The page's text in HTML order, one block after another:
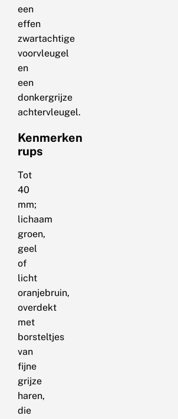
een
effen
zwartachtige
voorvleugel
en
een
donkergrijze
achtervleugel.
Kenmerken
rups
Tot
40
mm;
lichaam
groen,
geel
of
licht
oranjebruin,
overdekt
met
borsteltjes
van
fijne
grijze
haren,
die